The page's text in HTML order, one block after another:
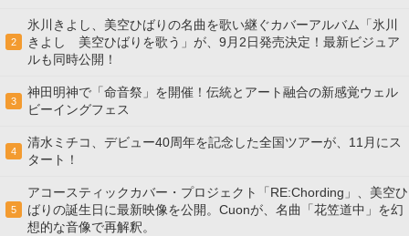
2
氷川きよし、美空ひばりの名曲を歌い継ぐカバーアルバム「氷川
きよし 美空ひばりを歌う」が、9月2日発売決定！最新ビジュア
ルも同時公開！
3
神田明神で「命音祭」を開催！伝統とアート融合の新感覚ウェル
ビーイングフェス
4
清水ミチコ、デビュー40周年を記念した全国ツアーが、11月にス
タート！
5
アコースティックカバー・プロジェクト「RE:Chording」、美空ひ
ばりの誕生日に最新映像を公開。Cuonが、名曲「花笠道中」を幻
想的な音像で再解釈。